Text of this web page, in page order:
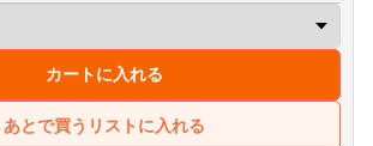
カートに入れる
あとで買うリストに入れる